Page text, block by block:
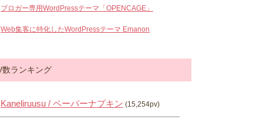
ブロガー専用WordPressテーマ「OPENCAGE」
Web集客に特化したWordPressテーマ Emanon
数ランキング
Kaneliruusu / ペーパーナプキン (15,254pv)